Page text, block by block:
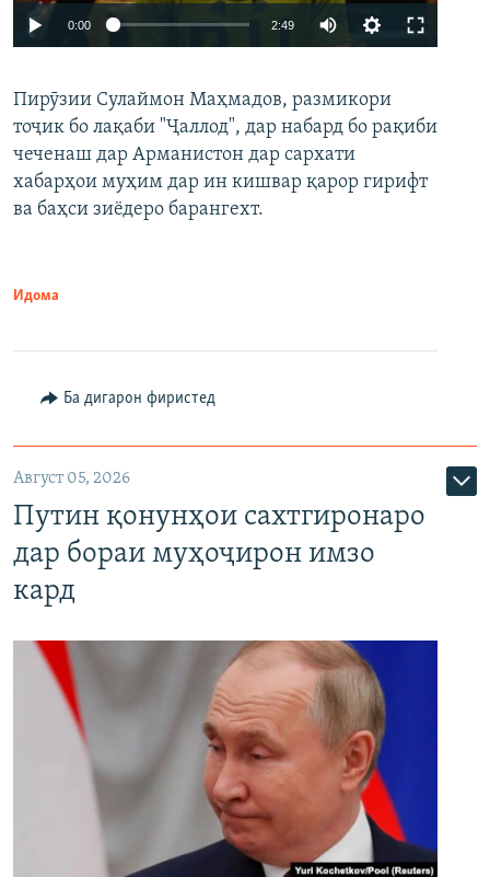
Auto 240p 360p 480p
720p 1080p
0:00 2:49
360p
480p
Пирӯзии Сулаймон Маҳмадов, размикори
тоҷик бо лақаби "Ҷаллод", дар набард бо рақиби
чеченаш дар Арманистон дар сархати
хабарҳои муҳим дар ин кишвар қарор гирифт
ва баҳси зиёдеро барангехт.
Идома
Ба дигарон фиристед
Август 05, 2026
Путин қонунҳои сахтгиронаро
дар бораи муҳоҷирон имзо
кард